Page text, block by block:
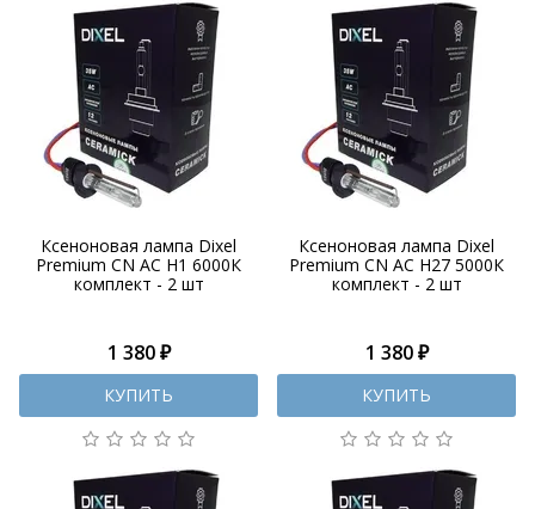
Ксеноновая лампа Dixel
Premium CN AC H1 6000К
комплект - 2 шт
Ксеноновая лампа Dixel
Premium CN AC H27 5000К
комплект - 2 шт
1 380 ₽
КУПИТЬ
1 380 ₽
КУПИТЬ